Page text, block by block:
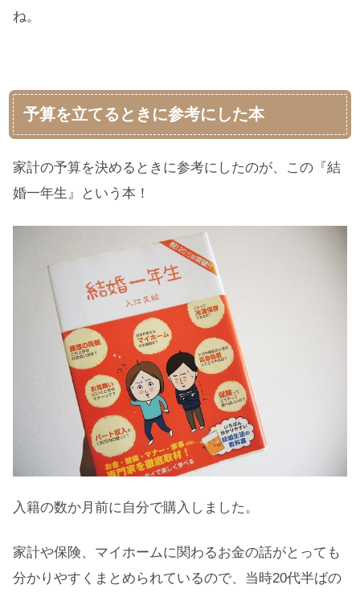
ね。
予算を立てるときに参考にした本
家計の予算を決めるときに参考にしたのが、この『結
婚一年生』という本！
入籍の数か月前に自分で購入しました。
家計や保険、マイホームに関わるお金の話がとっても
分かりやすくまとめられているので、当時20代半ばの